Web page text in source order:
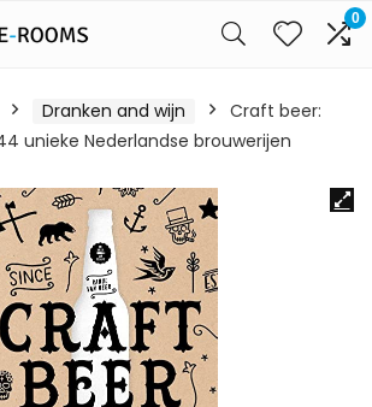
0
Dranken and wijn
Craft beer:
unieke Nederlandse brouwerijen